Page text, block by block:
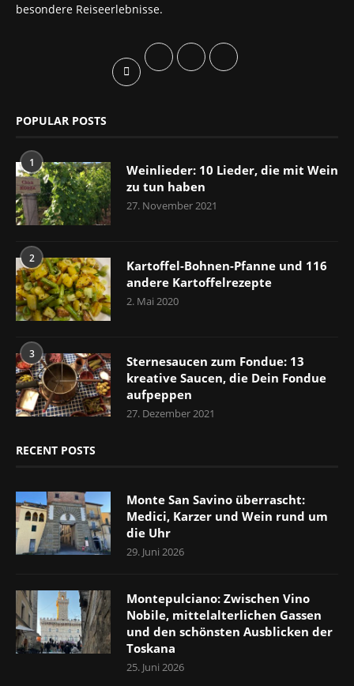
besondere Reiseerlebnisse.
POPULAR POSTS
1
Weinlieder: 10 Lieder, die mit Wein
zu tun haben
27. November 2021
2
Kartoffel-Bohnen-Pfanne und 116
andere Kartoffelrezepte
2. Mai 2020
3
Sternesaucen zum Fondue: 13
kreative Saucen, die Dein Fondue
aufpeppen
27. Dezember 2021
RECENT POSTS
Monte San Savino überrascht:
Medici, Karzer und Wein rund um
die Uhr
29. Juni 2026
Montepulciano: Zwischen Vino
Nobile, mittelalterlichen Gassen
und den schönsten Ausblicken der
Toskana
25. Juni 2026